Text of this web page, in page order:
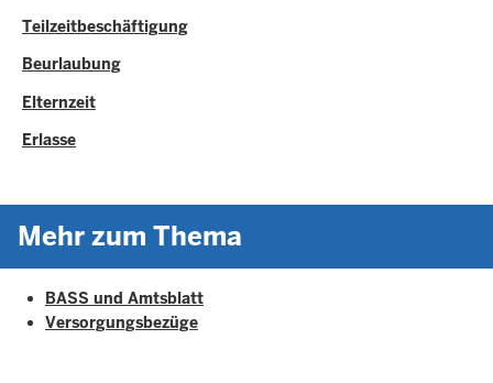
Teilzeitbeschäftigung
Beurlaubung
Elternzeit
Erlasse
Mehr zum Thema
BASS und Amtsblatt
Versorgungsbezüge